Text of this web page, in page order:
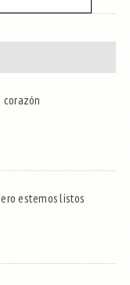
corazón
estemos listos